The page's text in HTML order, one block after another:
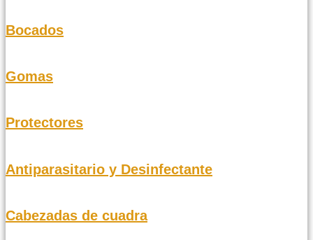
Bocados
Gomas
Protectores
Antiparasitario y Desinfectante
Cabezadas de cuadra